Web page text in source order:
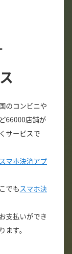
のコンビニや
66000店舗が
サービスで
スマホ決済アプ
でもスマホ決
支払いができ
す。